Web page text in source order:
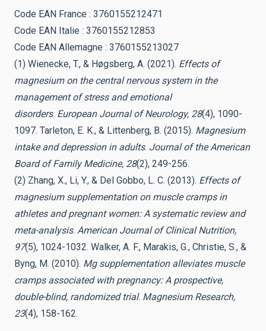
Code EAN France : 3760155212471
Code EAN Italie : 3760155212853
Code EAN Allemagne : 3760155213027
(1) Wienecke, T., & Høgsberg, A. (2021). Effects of
magnesium on the central nervous system in the
management of stress and emotional
disorders. European Journal of Neurology, 28(4), 1090-
1097. Tarleton, E. K., & Littenberg, B. (2015). Magnesium
intake and depression in adults. Journal of the American
Board of Family Medicine, 28(2), 249-256.
(2) Zhang, X., Li, Y., & Del Gobbo, L. C. (2013). Effects of
magnesium supplementation on muscle cramps in
athletes and pregnant women: A systematic review and
meta-analysis. American Journal of Clinical Nutrition,
97(5), 1024-1032. Walker, A. F., Marakis, G., Christie, S., &
Byng, M. (2010). Mg supplementation alleviates muscle
cramps associated with pregnancy: A prospective,
double-blind, randomized trial. Magnesium Research,
23(4), 158-162.